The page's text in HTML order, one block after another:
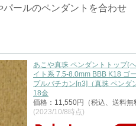
ールのペンダントを合わせ
あこや真珠 ペンダントトップ(
イト系 7.5-8.0mm BBB K18 ゴ
プルバチカン[n3]（真珠 ペンダ
18金
価格：11,550円（税込、送料無
(2023/10/8時点)